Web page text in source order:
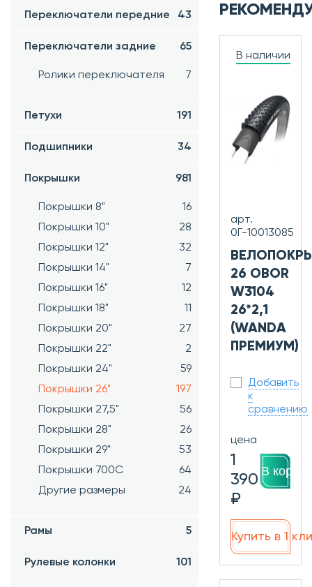
Переключатели передние 43
Переключатели задние 65
Ролики переключателя 7
Петухи 191
Подшипники 34
Покрышки 981
Покрышки 8"
16
Покрышки 10"
28
Покрышки 12"
32
Покрышки 14"
7
Покрышки 16"
12
Покрышки 18"
11
Покрышки 20"
27
Покрышки 22"
2
Покрышки 24"
59
Покрышки 26"
197
Покрышки 27,5"
56
Покрышки 28"
26
Покрышки 29"
53
Покрышки 700C
64
Другие размеры
24
Рамы 5
Рулевые колонки 101
В наличии
арт.
0Г-10013085
26 OBOR
W3104
26*2,1
(WANDA
ПРЕМИУМ)
Добавить
к
сравнению
цена
1
390
₽
В
Купить в 1